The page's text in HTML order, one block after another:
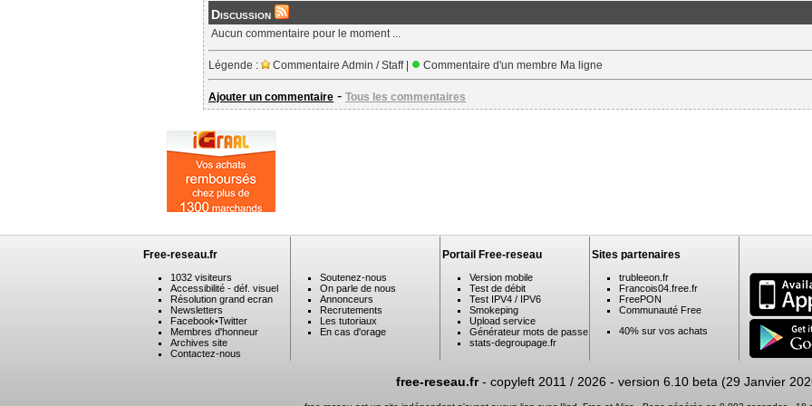
Discussion
Aucun commentaire pour le moment ...
Légende : Commentaire Admin / Staff | Commentaire d'un membre Ma ligne
Ajouter un commentaire - Tous les commentaires
Free-reseau.fr
1032 visiteurs
Accessibilité - déf. visuel
Résolution grand ecran
Newsletters
Facebook•Twitter
Membres d'honneur
Archives site
Contactez-nous
Soutenez-nous
On parle de nous
Annonceurs
Recrutements
Les tutoriaux
En cas d'orage
Portail Free-reseau
Version mobile
Test de débit
Test IPV4 / IPV6
Smokeping
Upload service
Générateur mots de passe
stats-degroupage.fr
Sites partenaires
trubleeon.fr
Francois04.free.fr
FreePON
Communauté Free
40% sur vos achats
free-reseau.fr- copyleft 2011 / 2026 - version 6.10 beta (29 Janvier